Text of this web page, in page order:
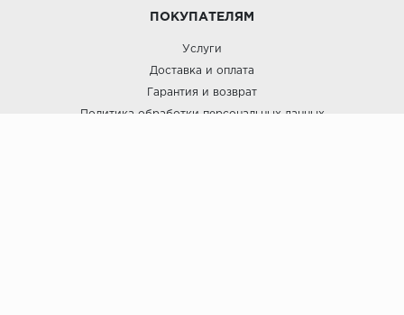
ПОКУПАТЕЛЯМ
Услуги
Доставка и оплата
Гарантия и возврат
Политика обработки персональных данных